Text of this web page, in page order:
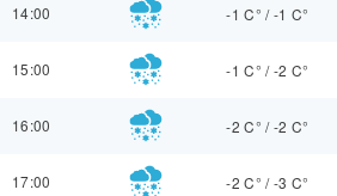
14:00 -1 C° /-1 C°
15:00 -1 C° /-2 C°
16:00 -2 C° /-2 C°
17:00 -2 C° /-3 C°